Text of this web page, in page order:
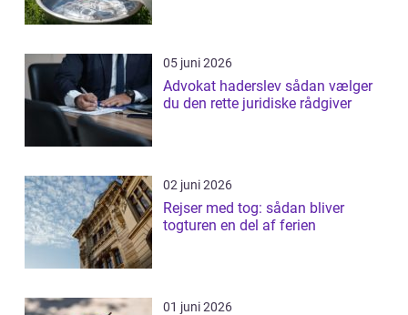
05 juni 2026
Advokat haderslev sådan vælger
du den rette juridiske rådgiver
02 juni 2026
Rejser med tog: sådan bliver
togturen en del af ferien
01 juni 2026